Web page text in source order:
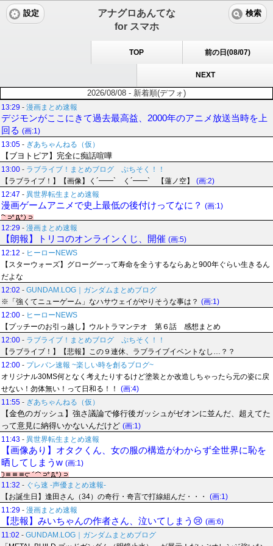
アナグロあんてな
for スマホ
設定 検索
TOP 前の日(08/07)
NEXT
2026/08/08 - 新着順(デフォ)
13:29 - 漫画まとめ速報
デジモンがここにきて過去最高益、2000年のアニメ放送当時を上
回る (画:1)
13:05 - ぎあちゃんねる（仮）
【ブヨトピア】完全に痴話喧嘩
13:00 - ラブライブ！まとめブログ ぷちそく！！
【ラブライブ！】【画像】く´━━`ゝく´━━`ゝ【蓮ノ空】
(画:2)
12:47 - 異世界転生まとめ速報
漫画ゲームアニメで史上最低の後付けってなに？ (画:1)
12:29 - 漫画まとめ速報
【朗報】トリコのオンラインくじ、開催 (画:5)
12:12 - ヒーローNEWS
【スターウォーズ】グローグーって寿命を全うするならあと900年ぐらい生きるん
だよな
12:02 - GUNDAM.LOG｜ガンダムまとめブログ
※「強くてニューゲーム」なハサウェイがやりそうな事は？ (画:1)
12:00 - ヒーローNEWS
【プッチーのお引っ越し】ウルトラマンテオ 第６話 感想まとめ
12:00 - ラブライブ！まとめブログ ぷちそく！！
【ラブライブ！】【悲報】この９連休、ラブライブイベントなし…？？
12:00 - プレバン速報 ~楽しい時を創るブログ~
オリジナル30MS何となく考えたりするけど塗装とか改造しちゃったら元の姿に戻
せない！勿体無い！って日和る！！
(画:4)
11:55 - ぎあちゃんねる（仮）
【金色のガッシュ】強さ議論で修行後ガッシュがゼオンに並んだ、超えてた
って意見に納得いかないんだけど (画:1)
11:43 - 異世界転生まとめ速報
【画像あり】オタクくん、女の服の構造がわからず全世界に恥を
晒してしまうw (画:1)
11:32 - ぐら速 -声優まとめ速報-
【お誕生日】逢田さん（34）の奇行・奇言で打線組んだ・・・
(画:1)
11:29 - 漫画まとめ速報
【悲報】みいちゃんの作者さん、泣いてしまう😢 (画:6)
11:02 - GUNDAM.LOG｜ガンダムまとめブログ